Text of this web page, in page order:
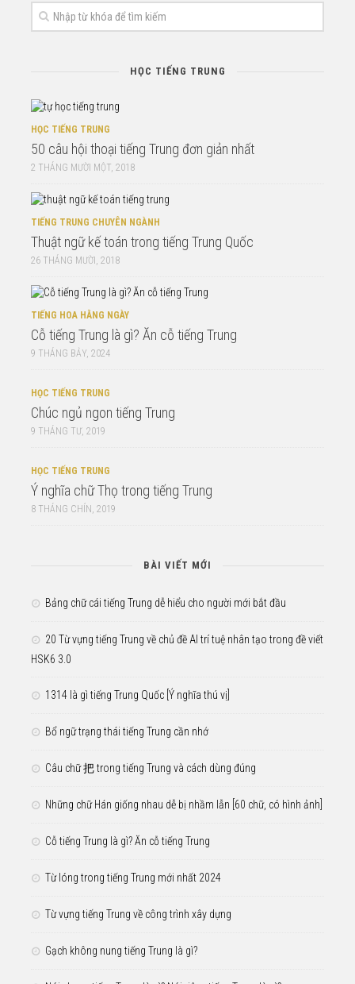
HỌC TIẾNG TRUNG
HỌC TIẾNG TRUNG
50 câu hội thoại tiếng Trung đơn giản nhất
2 THÁNG MƯỜI MỘT, 2018
TIẾNG TRUNG CHUYÊN NGÀNH
Thuật ngữ kế toán trong tiếng Trung Quốc
26 THÁNG MƯỜI, 2018
TIẾNG HOA HẰNG NGÀY
Cỗ tiếng Trung là gì? Ăn cỗ tiếng Trung
9 THÁNG BẢY, 2024
HỌC TIẾNG TRUNG
Chúc ngủ ngon tiếng Trung
9 THÁNG TƯ, 2019
HỌC TIẾNG TRUNG
Ý nghĩa chữ Thọ trong tiếng Trung
8 THÁNG CHÍN, 2019
BÀI VIẾT MỚI
Bảng chữ cái tiếng Trung dễ hiểu cho người mới bắt đầu
20 Từ vựng tiếng Trung về chủ đề AI trí tuệ nhân tạo trong đề viết
HSK6 3.0
1314 là gì tiếng Trung Quốc [Ý nghĩa thú vị]
Bổ ngữ trạng thái tiếng Trung cần nhớ
Câu chữ 把 trong tiếng Trung và cách dùng đúng
Những chữ Hán giống nhau dễ bị nhầm lẫn [60 chữ, có hình ảnh]
Cỗ tiếng Trung là gì? Ăn cỗ tiếng Trung
Từ lóng trong tiếng Trung mới nhất 2024
Từ vựng tiếng Trung về công trình xây dựng
Gạch không nung tiếng Trung là gì?